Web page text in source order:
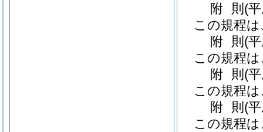
附 則 (
この規程
附 則 (
この規程
附 則 (
この規程
附 則 (
この規程